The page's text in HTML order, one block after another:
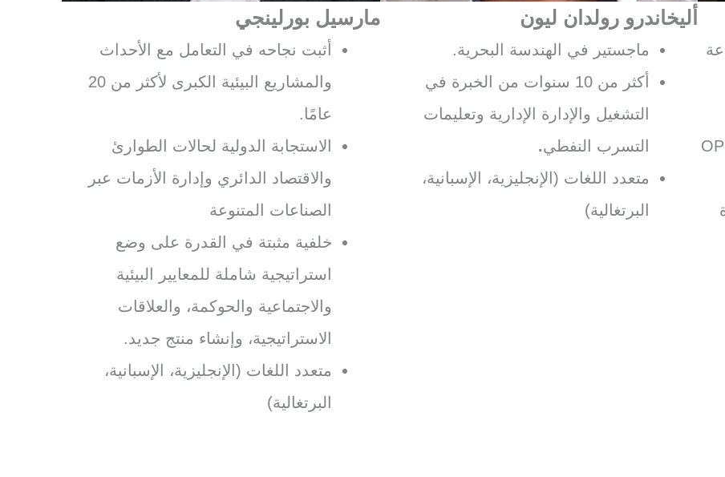
أليخاندرو رولدان ليون
ماجستير في الهندسة البحرية.
أكثر من 10 سنوات من الخبرة في
التشغيل والإدارة الإدارية وتعليمات
التسرب النفطي.
متعدد اللغات (الإنجليزية، الإسبانية،
البرتغالية)
مارسيل بورلينجي
أثبت نجاحه في التعامل مع الأحداث
والمشاريع البيئية الكبرى لأكثر من 20
عامًا.
الاستجابة الدولية لحالات الطوارئ
والاقتصاد الدائري وإدارة الأزمات عبر
الصناعات المتنوعة
خلفية مثبتة في القدرة على وضع
استراتيجية شاملة للمعايير البيئية
والاجتماعية والحوكمة، والعلاقات
الاستراتيجية، وإنشاء منتج جديد.
متعدد اللغات (الإنجليزية، الإسبانية،
البرتغالية)